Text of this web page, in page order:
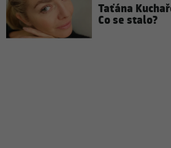
Taťána
Co se stalo?